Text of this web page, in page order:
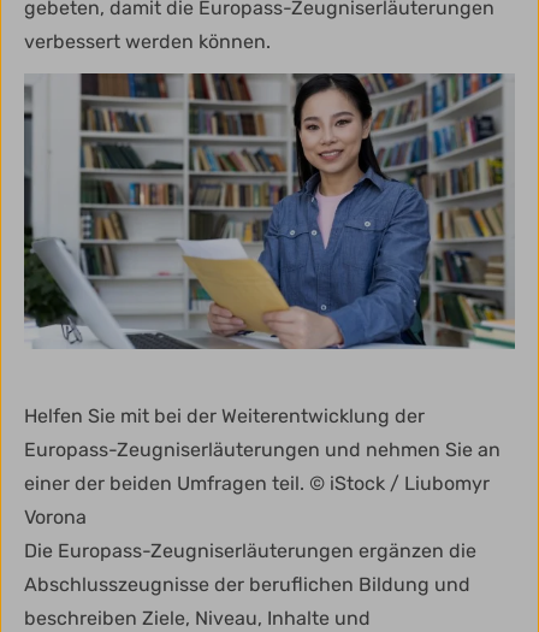
gebeten, damit die Europass-Zeugniserläuterungen
verbessert werden können.
Helfen Sie mit bei der Weiterentwicklung der
Europass-Zeugniserläuterungen und nehmen Sie an
einer der beiden Umfragen teil. © iStock / Liubomyr
Vorona
Die Europass-Zeugniserläuterungen ergänzen die
Abschlusszeugnisse der beruflichen Bildung und
beschreiben Ziele, Niveau, Inhalte und